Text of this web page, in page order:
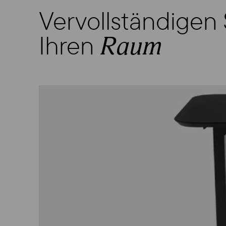
Vervollständigen
Ihren Raum